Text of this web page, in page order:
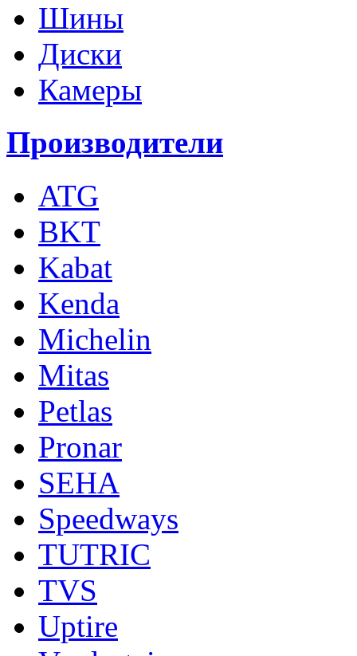
Шины
Диски
Камеры
Производители
ATG
BKT
Kabat
Kenda
Michelin
Mitas
Petlas
Pronar
SEHA
Speedways
TUTRIC
TVS
Uptire